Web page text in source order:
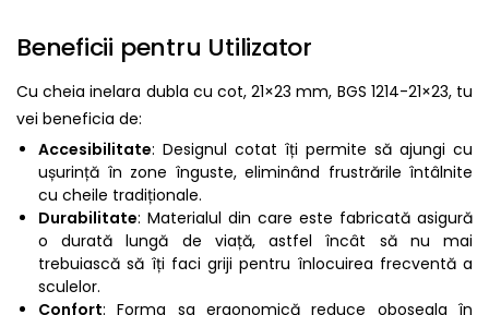
Beneficii pentru Utilizator
Cu cheia inelara dubla cu cot, 21×23 mm, BGS 1214-21×23, tu
vei beneficia de:
Accesibilitate: Designul cotat îți permite să ajungi cu
ușurință în zone înguste, eliminând frustrările întâlnite
cu cheile tradiționale.
Durabilitate: Materialul din care este fabricată asigură
o durată lungă de viață, astfel încât să nu mai
trebuiască să îți faci griji pentru înlocuirea frecventă a
sculelor.
Confort: Forma sa ergonomică reduce oboseala în